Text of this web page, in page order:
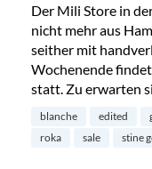
Der Mili Store in
nicht mehr aus
seither mit
Wochenende
statt. Zu erwarten
blanche edited
roka
sale stine